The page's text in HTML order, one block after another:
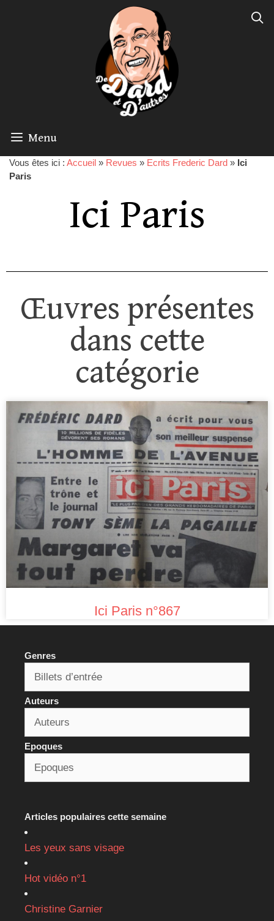
Menu
Vous êtes ici : Accueil » Revues » Ecrits Frederic Dard » Ici
Paris
Ici Paris
Œuvres présentes
dans cette
catégorie
Ici Paris n°867
Genres
Auteurs
Epoques
Articles populaires cette semaine
Les yeux sans visage
Hot vidéo n°1
Christine Garnier